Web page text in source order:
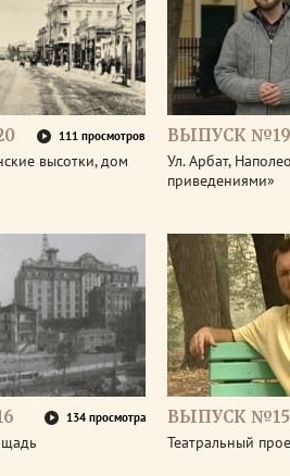
111 просмотров
высотки, дом
ВЫПУСК №19
Ул. Арбат,
приведениями»
134 просмотра ВЫПУСК №15
Театральный